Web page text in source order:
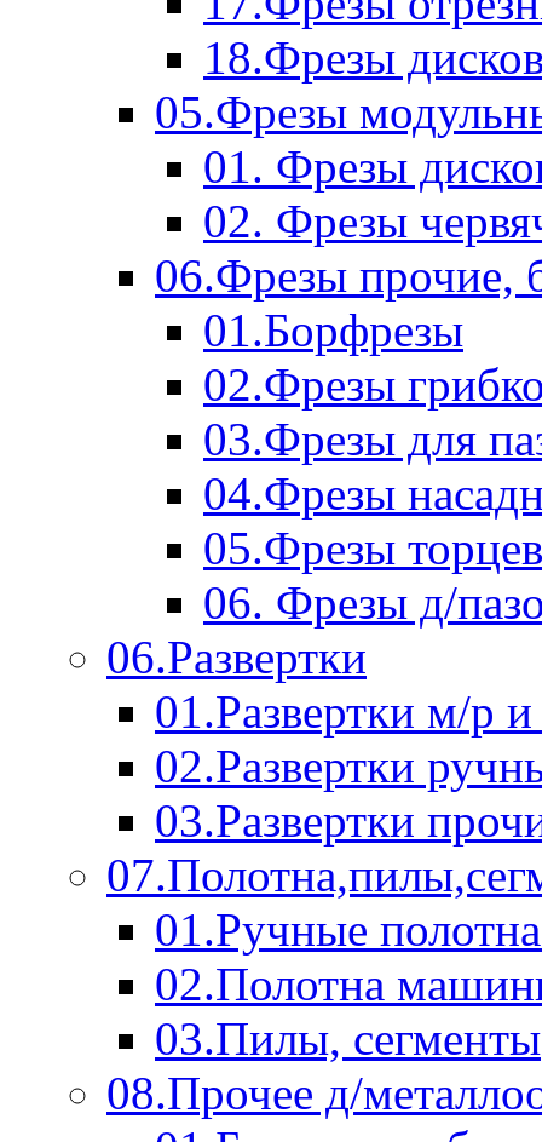
18.Фрезы
05.Фрезы
01. Фрезы
02. Фрезы
06.Фрезы прочие,
01.Борфрезы
02.Фрезы
03.Фрезы для
04.Фрезы
05.Фрезы
06. Фрезы д/
06.Развертки
01.Развертки м/р
02.Развертки
03.Развертки
01.Ручные
02.Полотна
03.Пилы, сегменты
08.Прочее д/